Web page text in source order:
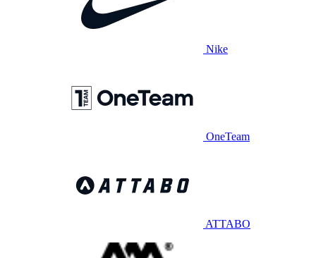
Nike
OneTeam
ATTABO